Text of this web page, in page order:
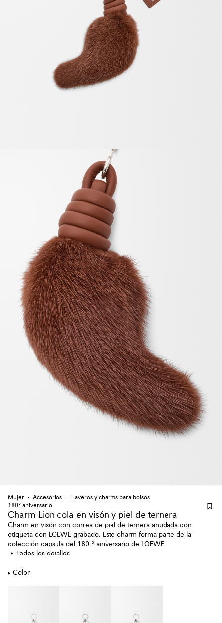
Mujer Accesorios
Llaveros y charms para bolsos
180º aniversario
Charm Lion cola en visón y piel de ternera
Charm en visón con correa de piel de ternera anudada con
etiqueta con LOEWE grabado. Este charm forma parte de la
colección cápsula del 180.º aniversario de LOEWE.
Todos los detalles
Color